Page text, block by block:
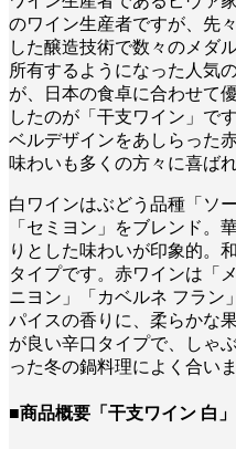
のワイン生産者ですが、先
した醸造技術で数々のメダ
所有するようになった人気
が、日本の食卓に合わせて
したのが「干支ワイン」で
ベルデザインをあしらった
味わいも多くの方々に喜ば
白ワインはぶどう品種「ソ
「セミヨン」をブレンド。
りとした味わいが印象的。
タイプです。赤ワインは「
ニヨン」「カベルネ フラン
パイスの香りに、柔らかな
が良い辛口タイプで、しゃ
った冬の鍋料理によく合いま
■商品概要「干支ワイン 白」